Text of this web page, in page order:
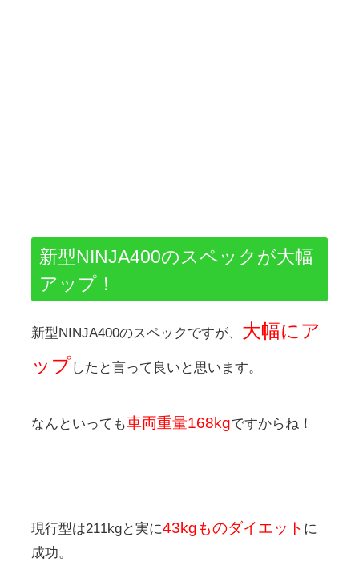
新型NINJA400のスペックが大幅
アップ！
新型NINJA400のスペックですが、 大幅にア
ップしたと言って良いと思います。
なんといっても車両重量168kgですからね！
現行型は211kgと実に43kgものダイエット に
成功。